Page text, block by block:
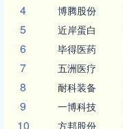
4 博腾股份
5 近岸蛋白
6 毕得医药
7 五洲医疗
8 耐科装备
9 一博科技
10 方邦股份